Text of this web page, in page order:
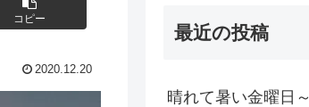
コピー
2020.12.20
最近の投稿
晴れて暑い金曜日～